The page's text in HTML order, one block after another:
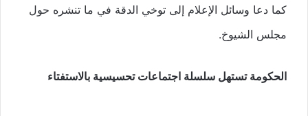
كما دعا وسائل الإعلام إلى توخي الدقة في ما تنشره حول
مجلس الشيوخ.
الحكومة تستهل سلسلة اجتماعات تحسيسية بالاستفتاء